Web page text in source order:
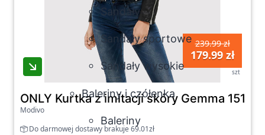
Sandały
Sandały sportowe
Sandały wysokie
Baleriny i czółenka
Baleriny
239.99 zł
179.99 zł
szt
ONLY Kurtka z imitacji skóry Gemma
Modivo
Do darmowej dostawy brakuje 69.01zł